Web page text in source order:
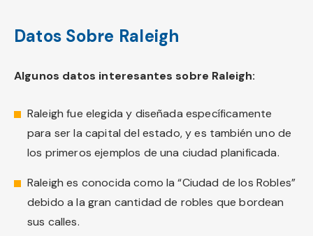
Datos Sobre Raleigh
Algunos datos interesantes sobre Raleigh:
Raleigh fue elegida y diseñada específicamente
para ser la capital del estado, y es también uno de
los primeros ejemplos de una ciudad planificada.
Raleigh es conocida como la “Ciudad de los Robles”
debido a la gran cantidad de robles que bordean
sus calles.